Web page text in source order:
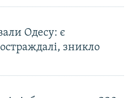
Одесу: є
зникло